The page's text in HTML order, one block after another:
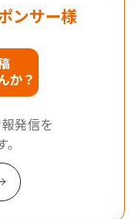
ンサー様
か？
発信を